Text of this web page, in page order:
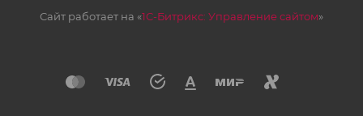
Сайт работает на «1С-Битрикс: Управление сайтом»